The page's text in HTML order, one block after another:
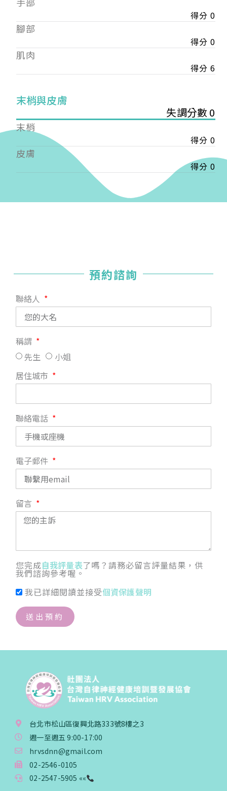
得分 0
腳部
得分 0
肌肉
得分 6
末梢與皮膚
失調分數 0
末梢
得分 0
皮膚
得分 0
預約諮詢
聯絡人
稱謂
先生
小姐
居住城市
聯絡電話
電子郵件
留言
您完成自我評量表了嗎？請務必留言評量結果，供
我們諮詢參考喔。
我已詳細閱讀並接受個資保護聲明
送出預約
台北市松山區復興北路333號8樓之3
週一至週五 9:00-17:00
hrvsdnn@gmail.com
02-2546-0105
02-2547-5905 ««
會審核通過後即通知您進行繳費，繳費資訊如下
【會費】
個人會員:
入會費新臺幣1200元，於會員入會時繳納；常年會
費1200元，於每年度繳納。
費3000元，於每年度繳納。
戶名: 社團法人台灣自律神經健康培訓暨發展協會
帳號: 003-03-501566-2
銀行: (013) 國泰世華 南京東路分行